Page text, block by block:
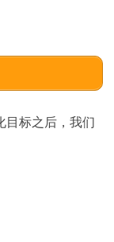
目标之后，我们